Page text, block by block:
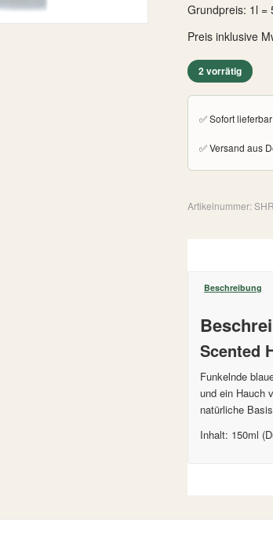
Grundpreis: 1l =
Preis inklusive
2 vorrätig
✅ Sofort
✅ Versand aus
Artikelnummer:
Beschreibung
Scented
Funkelnde
und ein Hauch
natürliche
Inhalt: 150ml